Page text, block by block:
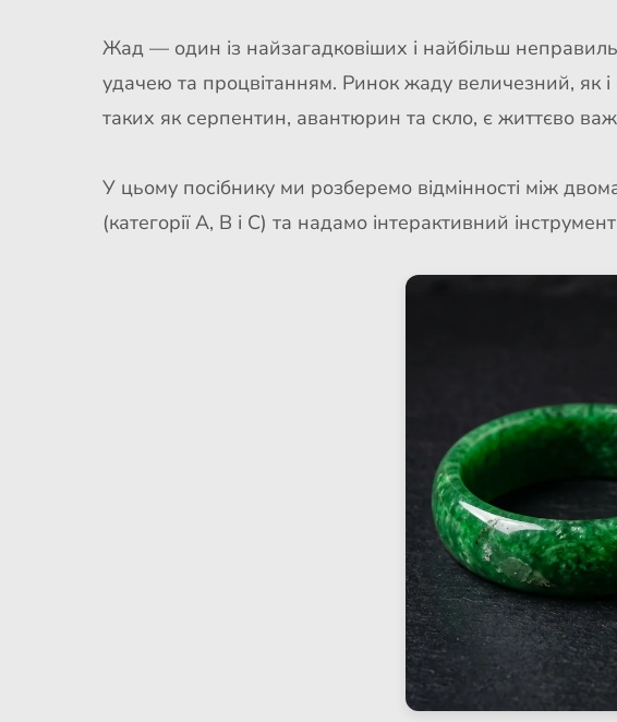
Жад — один із найзагадковіших і найбільш
удачею та процвітанням. Ринок жаду величезний, як і
таких як серпентин, авантюрин та скло, є життєво
У цьому посібнику ми розберемо відмінності між
(категорії A, B і C) та надамо інтерактивний